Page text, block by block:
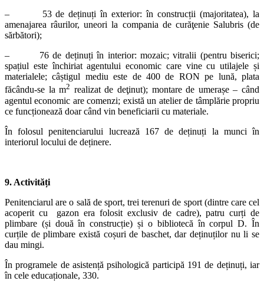
– 53 de deținuți în exterior: în construcții (majoritatea), la
amenajarea râurilor, uneori la compania de curăţenie Salubris (de
sărbători);
– 76 de deținuți în interior: mozaic; vitralii (pentru biserici;
spațiul este închiriat agentului economic care vine cu utilajele și
materialele; câștigul mediu este de 400 de RON pe lună, plata
făcându-se la m2 realizat de deţinut); montare de umerașe – când
agentul economic are comenzi; există un atelier de tâmplărie propriu
ce funcționează doar când vin beneficiarii cu materiale.
În folosul penitenciarului lucrează 167 de deținuți la munci în
interiorul locului de deținere.
9. Activități
Penitenciarul are o sală de sport, trei terenuri de sport (dintre care cel
acoperit cu gazon era folosit exclusiv de cadre), patru curți de
plimbare (și două în construcție) și o bibliotecă în corpul D. În
curțile de plimbare există coșuri de baschet, dar deținuților nu li se
dau mingi.
În programele de asistență psihologică participă 191 de deținuți, iar
în cele educaționale, 330.